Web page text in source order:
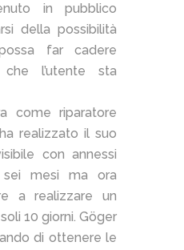
in pubblico
della possibilità
far cadere
l’utente sta
come riparatore
realizzato il suo
con annessi
mesi ma ora
a realizzare un
10 giorni. Göger
di ottenere le